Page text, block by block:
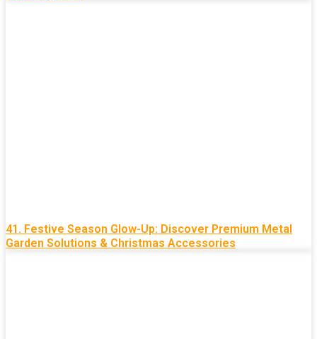
41. Festive Season Glow-Up: Discover Premium Metal
Garden Solutions & Christmas Accessories